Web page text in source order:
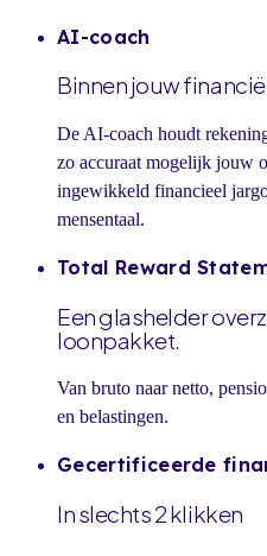
AI-coach
Binnen jouw
De AI-coach houdt
zo accuraat mogelijk jouw
ingewikkeld financieel
mensentaal.
Total Reward
Een glashelder
loonpakket.
Van bruto naar netto,
en belastingen.
Gecertificeerde
In slechts 2 klikken